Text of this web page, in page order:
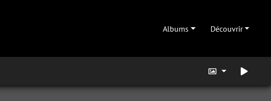
Albums Découvrir